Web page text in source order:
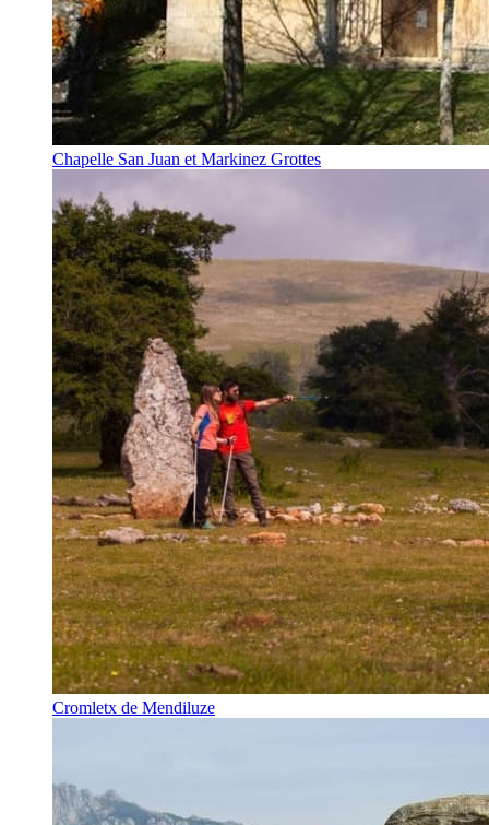
Chapelle San Juan et Markinez Grottes
Cromletx de Mendiluze